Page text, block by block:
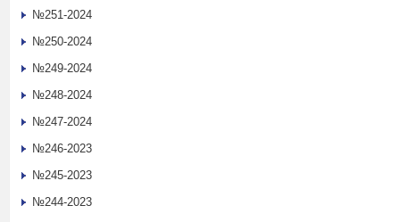
№251-2024
№250-2024
№249-2024
№248-2024
№247-2024
№246-2023
№245-2023
№244-2023